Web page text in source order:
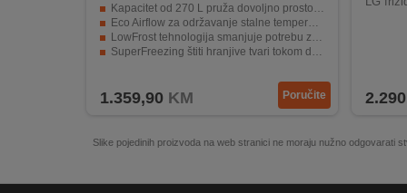
Kapacitet od 270 L pruža dovoljno prostora za hranu i zamrzavanje
Eco Airflow za održavanje stalne temperature u frižideru
LowFrost tehnologija smanjuje potrebu za odleđivanjem
SuperFreezing štiti hranjive tvari tokom dodavanja svježih namirnica
1.359,90 KM Poručite
Slike pojedinih proizvoda na web stranici ne moraju nužno odgovarati